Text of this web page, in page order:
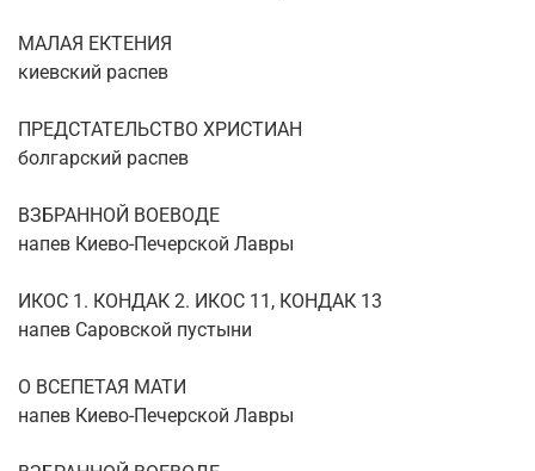
МАЛАЯ ЕКТЕНИЯ
киевский распев
ПРЕДСТАТЕЛЬСТВО ХРИСТИАН
болгарский распев
ВЗБРАННОЙ ВОЕВОДЕ
напев Киево-Печерской Лавры
ИКОС 1. КОНДАК 2. ИКОС 11, КОНДАК 13
напев Саровской пустыни
О ВСЕПЕТАЯ МАТИ
напев Киево-Печерской Лавры